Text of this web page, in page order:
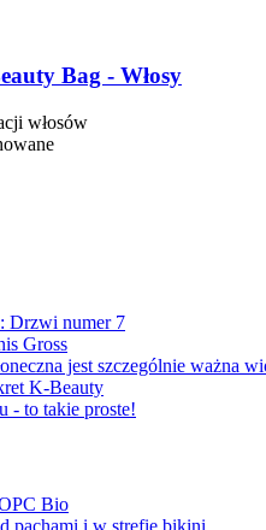
Bag -​ Włosy
włosów
Drzwi numer 7
Gross
jest szczególnie ważna
K-Beauty
- to takie proste!
Bio
pachami i w strefie bikini